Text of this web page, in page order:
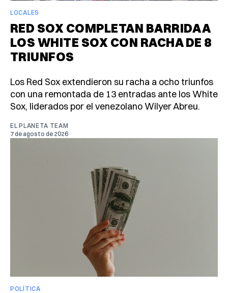
LOCALES
RED SOX COMPLETAN BARRIDA A
LOS WHITE SOX CON RACHA DE 8
TRIUNFOS
Los Red Sox extendieron su racha a ocho triunfos
con una remontada de 13 entradas ante los White
Sox, liderados por el venezolano Wilyer Abreu.
EL PLANETA TEAM
7 de agosto de 2026
POLÍTICA